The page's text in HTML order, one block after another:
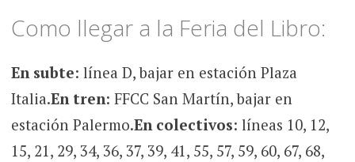
Como llegar a la Feria del Libro:
En subte: línea D, bajar en estación Plaza
Italia.En tren: FFCC San Martín, bajar en
estación Palermo.En colectivos: líneas 10, 12,
15, 21, 29, 34, 36, 37, 39, 41, 55, 57, 59, 60, 67, 68,